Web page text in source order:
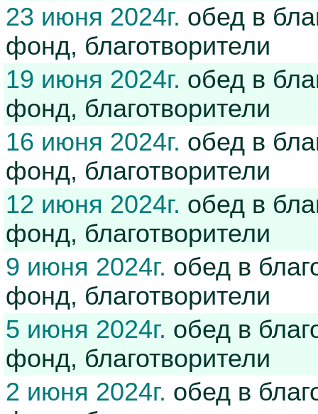
23 июня 2024г. обед в
фонд, благотворители
19 июня 2024г. обед в
фонд, благотворители
16 июня 2024г. обед в
фонд, благотворители
12 июня 2024г. обед в
фонд, благотворители
9 июня 2024г. обед в
фонд, благотворители
5 июня 2024г. обед в
фонд, благотворители
2 июня 2024г. обед в